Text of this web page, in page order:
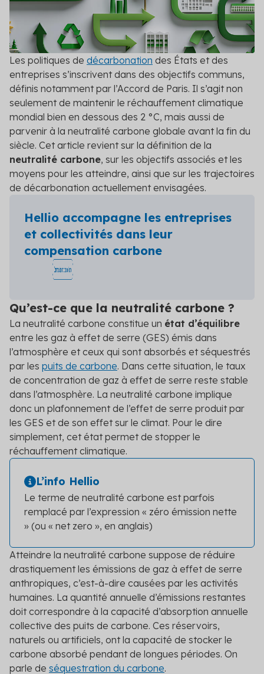
Valorisez vos opérations d’économies
d’énergie avec les CEE
Hellio vous aide dans le montage de vos dossiers
CEE
Subventions publiques
Trouvez les financements pour vos opérations
d'économies d'énergie
Contrat de Performance Énergétique
Fixez un objectif clair d'efficacité énergétique sur
une durée déterminée
Professionnels : devenez partenaire
Hellio
rénovation
Simulateur Hellio : rejoignez la
plateforme
Découvrez les primes auxquelles vous pouvez
prétendre
Voir toutes les solutions
Voir toutes les solutions
Solutions par secteur
Agriculture
Copropriété
Industrie
Particuliers
Professionnels du bâtiment
Tertiaire
Transport
Logement social
Particuliers
Professionnels du bâtiment
Secteur public
Tertiaire
Transport
Nos experts décryptent pour vous les aides
disponibles et adaptées
Nos engagements
Nos valeurs nous poussent à aller plus loin dans la
transition énergétique
Calendrier réglementaire
Découvrez les dernières actualités réglementaires
Références
Consultez les retours d'expérience d'industriels,
d'entreprises et de nos autres clients
Événements
Découvrez tous les événements auxquels Hellio
participe
Réglementation
Nous détaillons ici les dernières réglementations et
leur impact
Conseils
Nos experts vous donnent leurs conseils en
maîtrise de l'énergie
Voir toutes les actualités
Contact
Les politiques de décarbonation des États et des
entreprises s’inscrivent dans des objectifs communs,
définis notamment par l’Accord de Paris. Il s’agit non
seulement de maintenir le réchauffement climatique
mondial bien en dessous des 2 °C, mais aussi de
parvenir à la neutralité carbone globale avant la fin du
siècle. Cet article revient sur la définition de la
neutralité carbone, sur les objectifs associés et les
moyens pour les atteindre, ainsi que sur les trajectoires
de décarbonation actuellement envisagées.
Hellio accompagne les entreprises
et collectivités dans leur
compensation carbone
Qu’est-ce que la neutralité carbone ?
La neutralité carbone constitue un état d’équilibre
entre les gaz à effet de serre (GES) émis dans
l’atmosphère et ceux qui sont absorbés et séquestrés
par les puits de carbone. Dans cette situation, le taux
de concentration de gaz à effet de serre reste stable
dans l’atmosphère. La neutralité carbone implique
donc un plafonnement de l’effet de serre produit par
les GES et de son effet sur le climat. Pour le dire
simplement, cet état permet de stopper le
réchauffement climatique.
L’info Hellio
Le terme de neutralité carbone est parfois
remplacé par l’expression « zéro émission nette
» (ou « net zero », en anglais)
Atteindre la neutralité carbone suppose de réduire
drastiquement les émissions de gaz à effet de serre
anthropiques, c’est-à-dire causées par les activités
humaines. La quantité annuelle d’émissions restantes
doit correspondre à la capacité d’absorption annuelle
collective des puits de carbone. Ces réservoirs,
naturels ou artificiels, ont la capacité de stocker le
carbone absorbé pendant de longues périodes. On
parle de séquestration du carbone.